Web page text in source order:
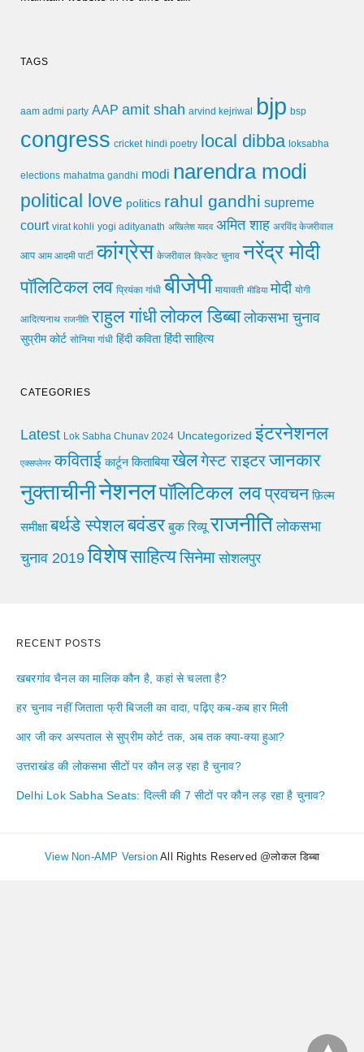
TAGS
aam admi party AAP amit shah arvind kejriwal bjp bsp
congress cricket hindi poetry local dibba loksabha
elections mahatma gandhi modi narendra modi
political love politics rahul gandhi supreme
court virat kohli yogi adityanath अखिलेश यादव अमित शाह अरविंद केजरीवाल
आप आम आदमी पार्टी कांग्रेस केजरीवाल क्रिकेट चुनाव नरेंद्र मोदी
पॉलिटिकल लव प्रियंका गांधी बीजेपी मायावती मीडिया मोदी योगी
आदित्यनाथ राजनीति राहुल गांधीलोकल डिब्बा लोकसभा चुनाव
सुप्रीम कोर्ट सोनिया गांधी हिंदी कविता हिंदी साहित्य
CATEGORIES
Latest Lok Sabha Chunav 2024 Uncategorized इंटरनेशनल
एक्सप्लेनर कविताई कार्टून किताबिया खेलगेस्ट राइटरजानकार
नुक्ताचीनीनेशनलपॉलिटिकल लवप्रवचन फ़िल्म
समीक्षा बर्थडे स्पेशलबवंडर बुक रिव्यू राजनीति लोकसभा
चुनाव 2019 विशेषसाहित्यसिनेमा सोशलपुर
RECENT POSTS
खबरगांव चैनल का मालिक कौन है, कहां से चलता है?
हर चुनाव नहीं जिताता फ्री बिजली का वादा, पढ़िए कब-कब हार मिली
आर जी कर अस्पताल से सुप्रीम कोर्ट तक, अब तक क्या-क्या हुआ?
उत्तराखंड की लोकसभा सीटों पर कौन लड़ रहा है चुनाव?
Delhi Lok Sabha Seats: दिल्ली की 7 सीटों पर कौन लड़ रहा है चुनाव?
View Non-AMP Version All Rights Reserved @लोकल डिब्बा